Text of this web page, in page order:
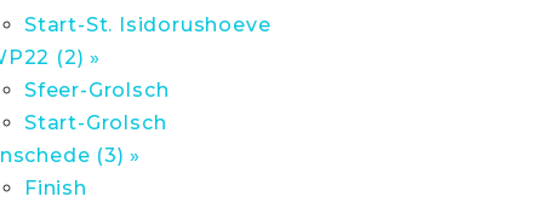
Start-St. Isidorushoeve
(2) »
Sfeer-Grolsch
Start-Grolsch
(3) »
Finish